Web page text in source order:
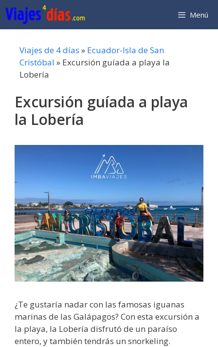
Saltar
al
contenido
Menú
Viajes de 4 días » Ecuador-Isla de San
Cristóbal » Excursión guíada a playa la
Lobería
Excursión guíada a playa
la Lobería
¿Te gustaría nadar con las famosas iguanas
marinas de las Galápagos? Con esta excursión a
la playa, la Lobería disfrutó de un paraíso
entero, y también tendrás un snorkeling.